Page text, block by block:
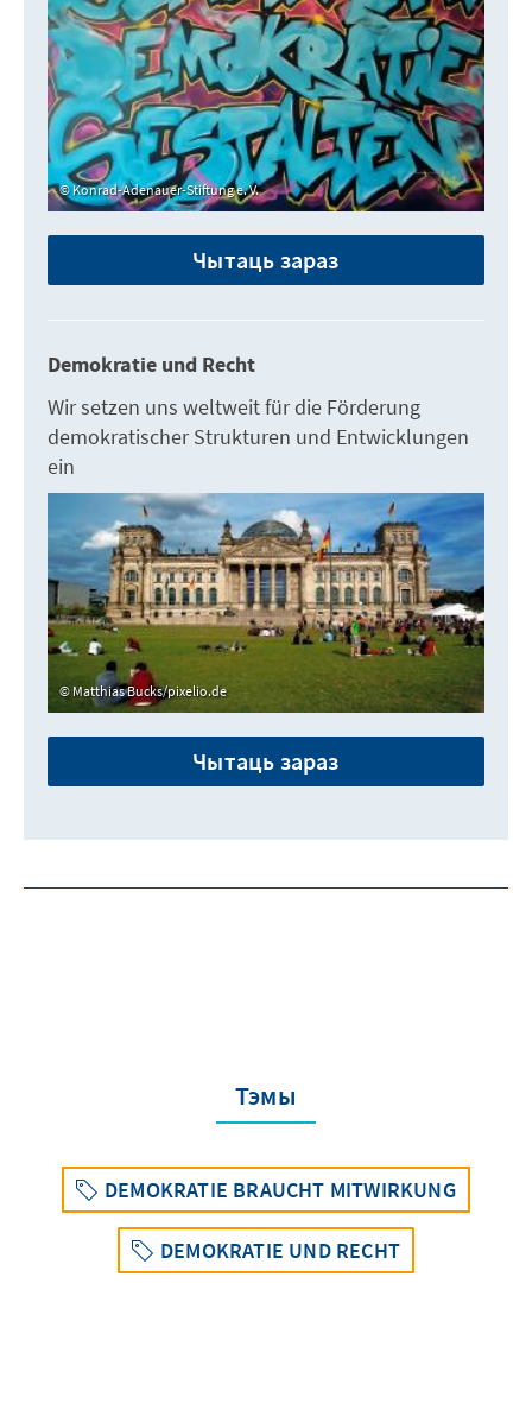
Konrad-Adenauer-Stiftung e. V.
Чытаць зараз
Demokratie und Recht
Wir setzen uns weltweit für die Förderung
demokratischer Strukturen und Entwicklungen
ein
Matthias Bucks/pixelio.de
Чытаць зараз
Тэмы
DEMOKRATIE BRAUCHT MITWIRKUNG
DEMOKRATIE UND RECHT